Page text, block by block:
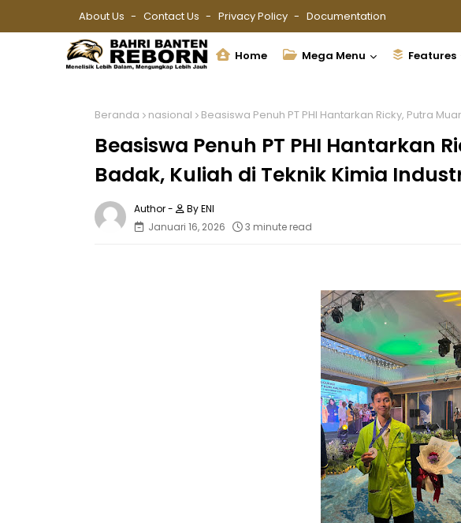
About Us Contact Us Privacy Policy Documentation
Home Mega Menu Features
Beranda nasional Beasiswa Penuh PT PHI Hantarkan Ricky, Putra
Beasiswa Penuh PT PHI Hantarkan
Badak, Kuliah di Teknik Kimia
By ENI
Januari 16, 2026
3 minute read